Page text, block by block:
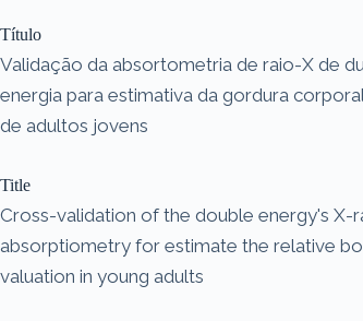
Título
Validação da absortometria de raio-X de
energia para estimativa da gordura
de adultos jovens
Title
Cross-validation of the double energy's X-
absorptiometry for estimate the relative
valuation in young adults